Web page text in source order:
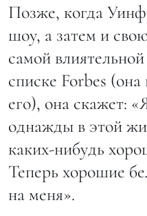
Позже, когда
шоу, а затем и
самой
списке Forbes (она
его), она скажет:
однажды в этой
каких-нибудь
Теперь хорошие
на меня».